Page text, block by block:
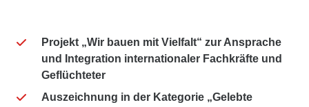
Projekt „Wir bauen mit Vielfalt“ zur Ansprache
und Integration internationaler Fachkräfte und
Geflüchteter
Auszeichnung in der Kategorie „Gelebte